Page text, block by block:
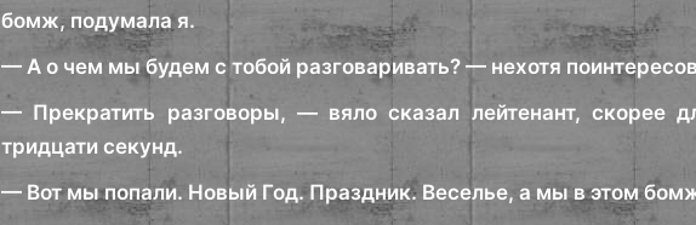
бомж, подумала я.
— А о чем мы будем с тобой разговаривать? — нехотя
— Прекратить разговоры, — вяло сказал лейтенант, скорее
тридцати секунд.
— Вот мы попали. Новый Год. Праздник. Веселье, а мы в этом